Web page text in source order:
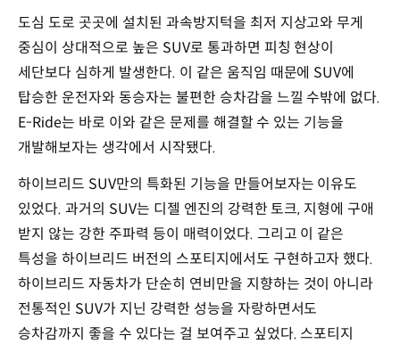
도심 도로 곳곳에 설치된 과속방지턱을 최저 지상고와 무게
중심이 상대적으로 높은 SUV로 통과하면 피칭 현상이
세단보다 심하게 발생한다. 이 같은 움직임 때문에 SUV에
탑승한 운전자와 동승자는 불편한 승차감을 느낄 수밖에 없다.
E-Ride는 바로 이와 같은 문제를 해결할 수 있는 기능을
개발해보자는 생각에서 시작됐다.
하이브리드 SUV만의 특화된 기능을 만들어보자는 이유도
있었다. 과거의 SUV는 디젤 엔진의 강력한 토크, 지형에 구애
받지 않는 강한 주파력 등이 매력이었다. 그리고 이 같은
특성을 하이브리드 버전의 스포티지에서도 구현하고자 했다.
하이브리드 자동차가 단순히 연비만을 지향하는 것이 아니라
전통적인 SUV가 지닌 강력한 성능을 자랑하면서도
승차감까지 좋을 수 있다는 걸 보여주고 싶었다. 스포티지